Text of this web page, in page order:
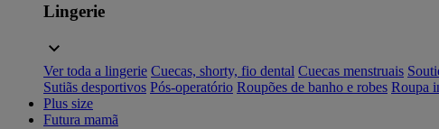
Lingerie
Ver toda a lingerie Cuecas, shorty, fio dental Cuecas menstruais
Sutiãs desportivos Pós-operatório Roupões de banho e robes Roupa
Plus size
Futura mamã